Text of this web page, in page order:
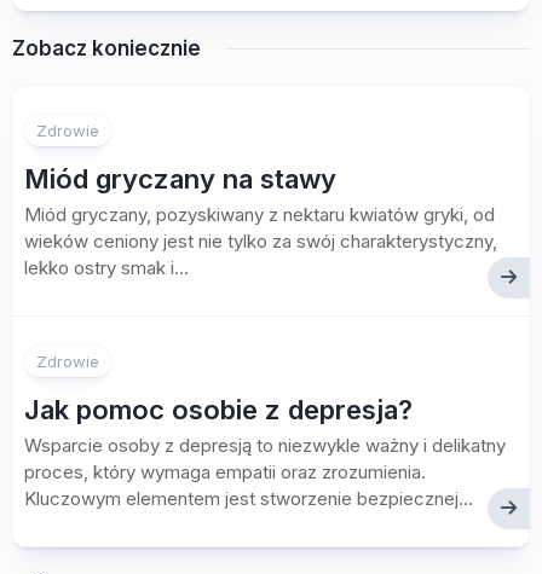
Zobacz koniecznie
Zdrowie
Miód gryczany na stawy
Miód gryczany, pozyskiwany z nektaru kwiatów gryki, od
wieków ceniony jest nie tylko za swój charakterystyczny,
lekko ostry smak i...
Zdrowie
Jak pomoc osobie z depresja?
Wsparcie osoby z depresją to niezwykle ważny i delikatny
proces, który wymaga empatii oraz zrozumienia.
Kluczowym elementem jest stworzenie bezpiecznej...